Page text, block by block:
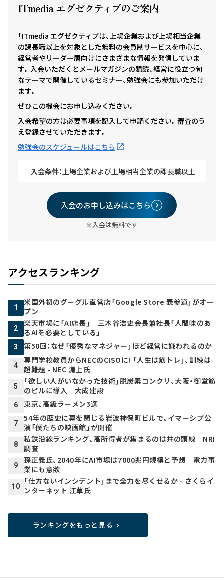
ITmedia エグゼクティ ブのご案内
「ITmedia エグゼクティブは、上場企業および上場相当企業
の課長職以上を対象とした無料の会員制サービスを中心に、
経営者やリーダー層向けにさまざまな情報を発信していま
す。入会いただくとメールマガジンの購読、経営に役立つ旬
なテーマで開催しているセミナー、勉強会にも参加いただけ
ます。
ぜひこの機会にお申し込みください。
入会希望の方は必要事項を記入して申請ください。審査のう
え登録させていただきます。
勉強会のスケジュールはこちら
入会条件： 上場企業および上場相当企業の課長職以上
入会のお申し込みはこちら
※入会は無料です
アクセスランキング
1
米国外初のグーグル直営店「Google Store 表参道」がオー
プン
2
楽天市場に「AI店長」 三木谷浩史会長兼社長「人間味のあ
るAIを必要としている」
3 第50回：なぜ「優秀なマネジャー」ほど経営に嫌われるのか
4
専門学校教員からNECのCISOに! 「人生は筋トレ」、訓練は
超難題 - NEC 淵上氏
5
「欲しい人がいなかった技術」脱炭素コンクリ、大阪・御堂筋
のビルに導入 大成建設
6 東京、高級ラーメン3選
7
54年の歴史に幕を閉じる岩波神保町ビルで、イマーシブ公
演「僕たちの映画館」が開催
8
私鉄沿線ランキング、高所得者が集まるのは井の頭線 NRI
調査
9
孫正義氏、2040年にAI市場は7000兆円規模と予想 電力事
業にも意欲
10
「仕方ないインシデント」まで全力を尽くせるか - さくらイ
ンターネット 江草氏
ランキングをもっと見る